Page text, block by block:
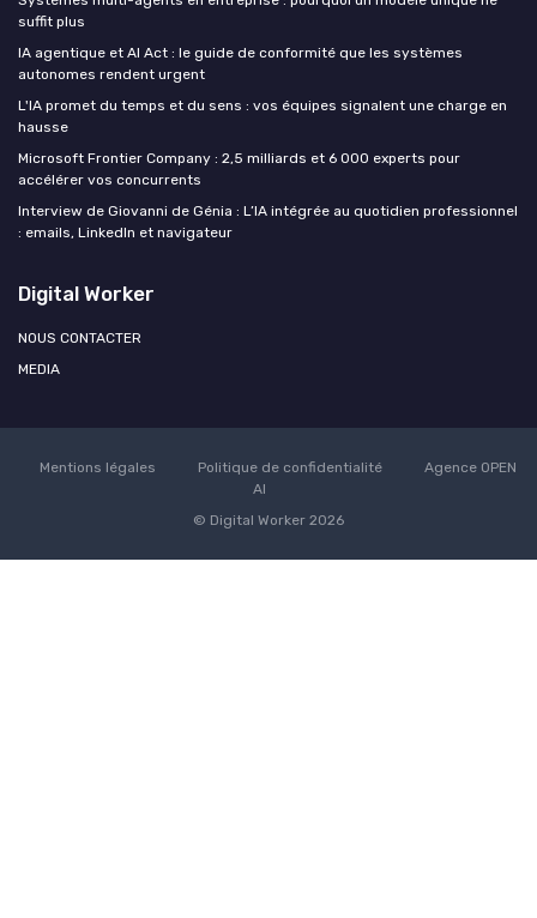
suffit plus
IA agentique et AI Act : le guide de conformité que les systèmes
autonomes rendent urgent
L'IA promet du temps et du sens : vos équipes signalent une charge en
hausse
Microsoft Frontier Company : 2,5 milliards et 6 000 experts pour
accélérer vos concurrents
Interview de Giovanni de Génia : L’IA intégrée au quotidien professionnel
: emails, LinkedIn et navigateur
Digital Worker
NOUS CONTACTER
MEDIA
Mentions légales Politique de confidentialité
Agence OPEN
AI
© Digital Worker 2026